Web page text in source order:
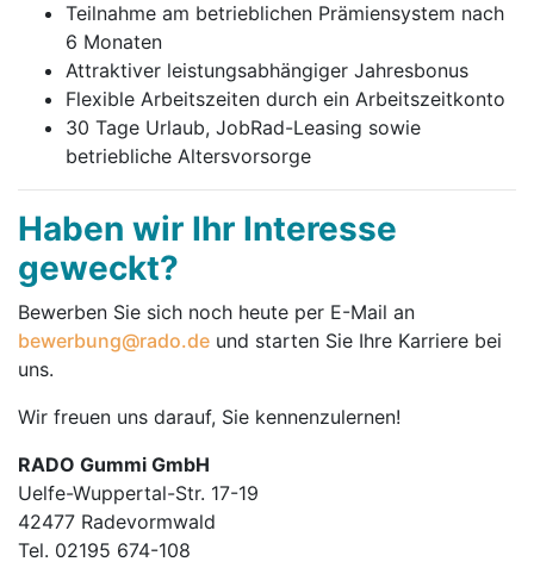
Teilnahme am betrieblichen Prämiensystem nach
6 Monaten
Attraktiver leistungsabhängiger Jahresbonus
Flexible Arbeitszeiten durch ein Arbeitszeitkonto
30 Tage Urlaub, JobRad-Leasing sowie
betriebliche Altersvorsorge
Haben wir Ihr Interesse
geweckt?
Bewerben Sie sich noch heute per E-Mail an
bewerbung@rado.de und starten Sie Ihre Karriere bei
uns.
Wir freuen uns darauf, Sie kennenzulernen!
RADO Gummi GmbH
Uelfe-Wuppertal-Str. 17-19
42477 Radevormwald
Tel. 02195 674-108